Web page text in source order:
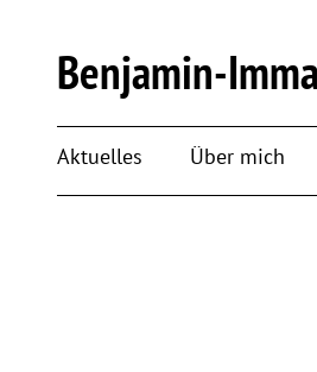
Benjamin-
Aktuelles Über mich